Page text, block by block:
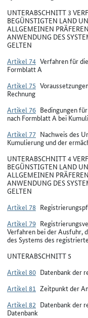
UNTERABSCHNITT 3
BEGÜNSTIGTEN LAND
ALLGEMEINEN
ANWENDUNG DES
GELTEN
Artikel 74 Verfahren für
Formblatt A
Artikel 75
Rechnung
Artikel 76 Bedingungen
nach Formblatt A bei
Artikel 77 Nachweis des
Kumulierung und der
UNTERABSCHNITT 4
BEGÜNSTIGTEN LAND
ALLGEMEINEN
ANWENDUNG DES
GELTEN
Artikel 78
Artikel 79
Verfahren bei der Ausfuhr,
des Systems des
UNTERABSCHNITT 5
Artikel 80 Datenbank der
Artikel 81 Zeitpunkt der
Artikel 82 Datenbank der
Datenbank